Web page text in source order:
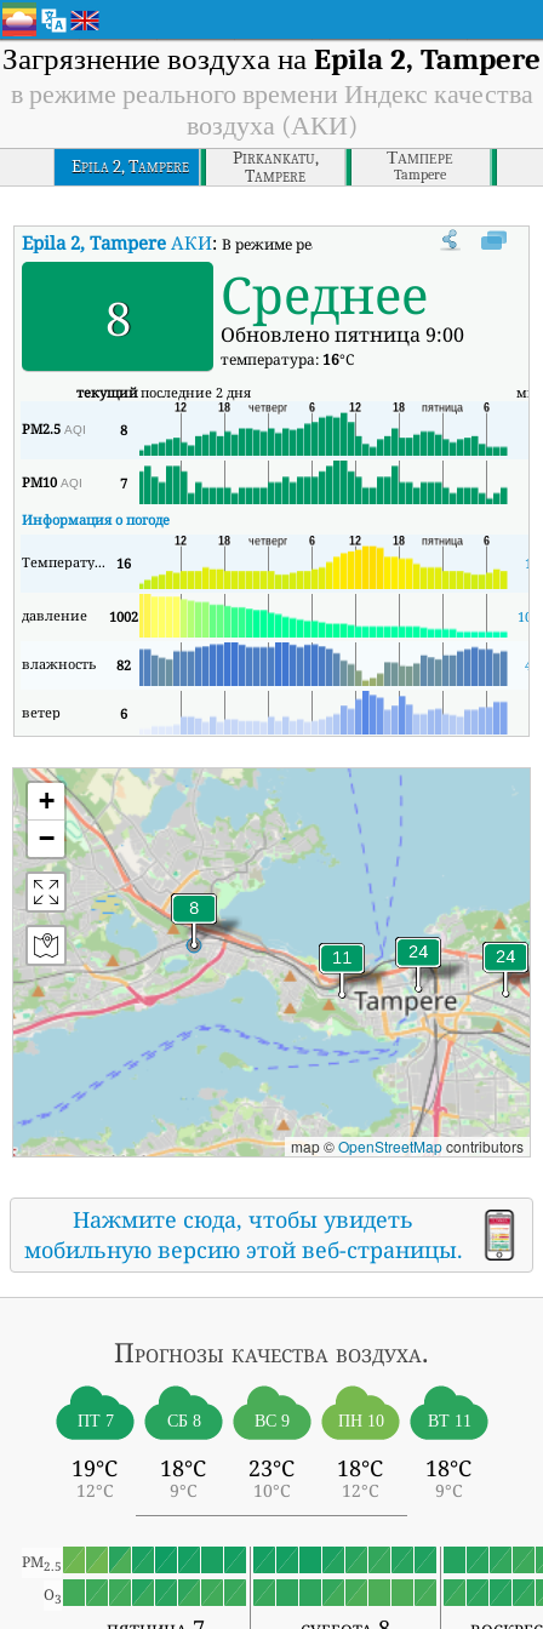
Загрязнение воздуха на Epila 2, Tampere
в режиме реального времени Индекс качества
воздуха (АКИ)
Epila 2, Tampere
Pirkankatu,
Tampere
Тампере
Tampere
Epila 2, Tampere АКИ:В режиме реального времени Индекс
8 Среднее
Обновлено пятница 9:00
температура: 16°C
текущийпоследние 2 дня
PM2.5AQI 8
PM10AQI 7
Информация о погоде
Температура 16 13
давление 1002
влажность 82 46
ветер 6
+
−
map ©OpenStreetMapcontributors
Нажмите сюда, чтобы увидеть
мобильную версию этой веб-страницы.
Прогнозы качества воздуха.
ПТ 7
19°C
12°C
СБ 8
18°C
9°C
ВС 9
23°C
10°C
ПН 10
18°C
12°C
ВТ 11
18°C
9°C
PM2.5
O3